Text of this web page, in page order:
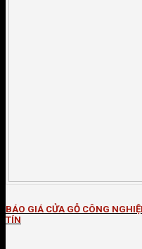
BÁO GIÁ CỬA GỖ CÔNG
TÍN